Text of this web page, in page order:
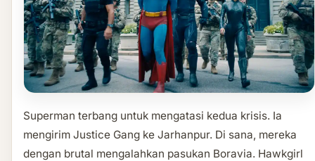
Superman terbang untuk mengatasi kedua krisis. Ia
mengirim Justice Gang ke Jarhanpur. Di sana, mereka
dengan brutal mengalahkan pasukan Boravia. Hawkgirl